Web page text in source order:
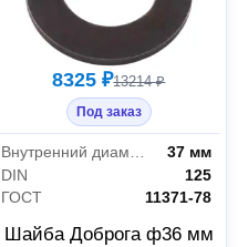
8325 ₽13214 ₽
Под заказ
37 мм
DIN
125
ГОСТ
11371-78
Шайба Доброга ф36 мм